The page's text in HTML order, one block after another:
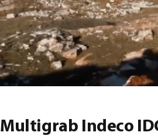
Multigrab Indeco